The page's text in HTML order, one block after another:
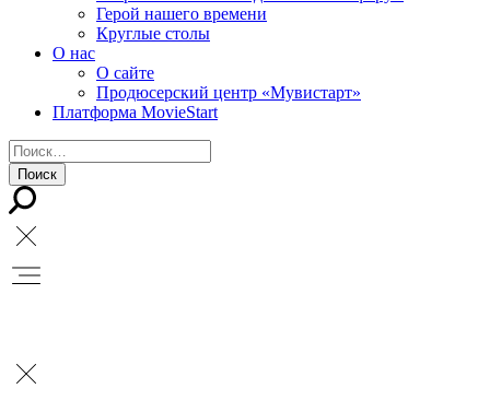
Герой нашего времени
Круглые столы
О нас
О сайте
Продюсерский центр «Мувистарт»
Платформа MovieStart